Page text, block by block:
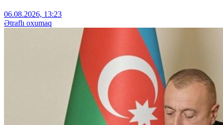
06.08.2026, 13:23
Ətraflı oxumaq